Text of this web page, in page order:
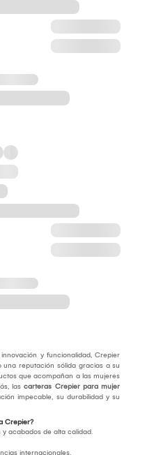
y funcionalidad, Crepier
reputación sólida gracias a su
que acompañan a las mujeres
lascarteras Crepier para mujer
impecable, su durabilidad y su
Crepier?
acabados de alta calidad.
internacionales.